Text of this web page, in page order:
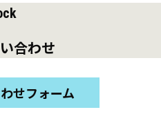
合わせ
せフォーム